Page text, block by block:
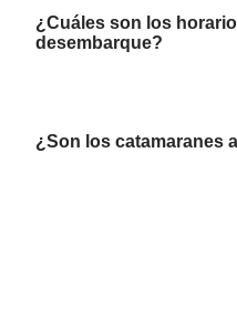
¿Cuáles son los
desembarque?
¿Son los catamaranes